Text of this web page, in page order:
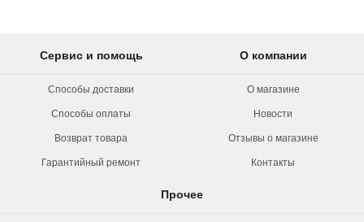
Сервис и помощь
Способы доставки
Способы оплаты
Возврат товара
Гарантийный ремонт
О компании
О магазине
Новости
Отзывы о магазине
Контакты
Прочее